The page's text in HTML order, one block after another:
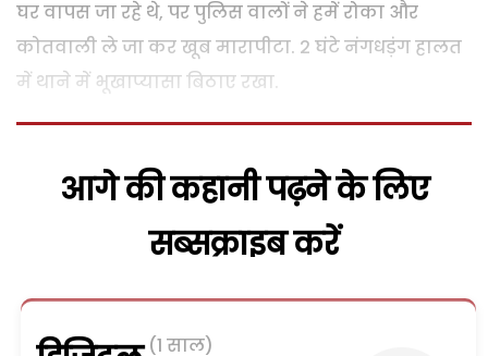
घर वापस जा रहे थे, पर पुलिस वालों ने हमें रोका और
कोतवाली ले जा कर खूब मारापीटा. 2 घंटे नंगधड़ंग हालत
में थाने में भूखाप्यासा बिठाए रखा.
आगे की कहानी पढ़ने के लिए
सब्सक्राइब करें
(1 साल)